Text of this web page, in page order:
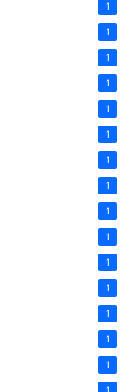
1
1
1
1
1
1
1
1
1
1
1
1
1
1
1